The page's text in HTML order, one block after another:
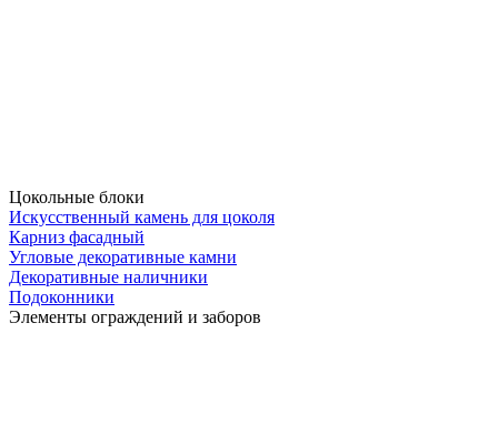
Цокольные блоки
Искусственный камень для цоколя
Карниз фасадный
Угловые декоративные камни
Декоративные наличники
Подоконники
Элементы ограждений и заборов